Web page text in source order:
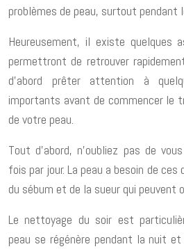
problèmes de peau, surtout pendant
Heureusement, il existe quelques
permettront de retrouver
d’abord prêter attention à
importants avant de commencer le
de votre peau.
Tout d’abord, n’oubliez pas de
fois par jour. La peau a besoin de
du sébum et de la sueur qui peuvent
Le nettoyage du soir est
peau se régénère pendant la nuit